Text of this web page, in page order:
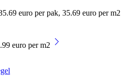
euro per pak, 35.69 euro per m2
euro per m2